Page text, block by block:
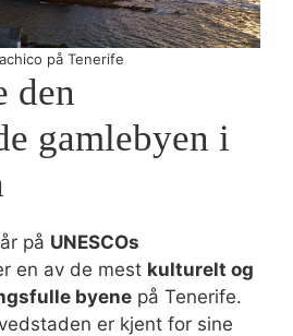
på Tenerife
den
gamlebyen i
på UNESCOs
en av de mest kulturelt og
byene på Tenerife.
er kjent for sine